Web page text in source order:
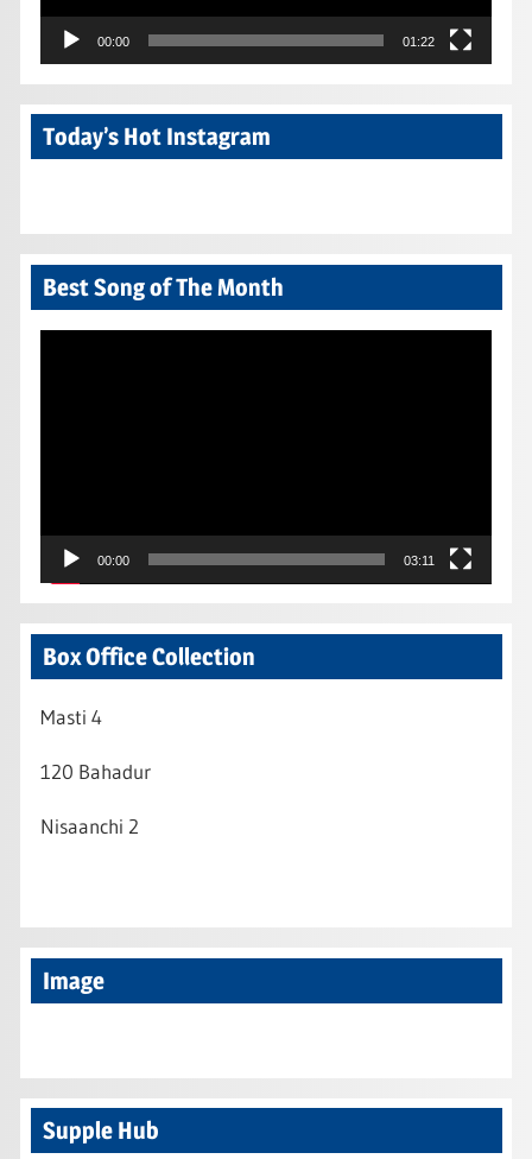
00:00 01:22
Today’s Hot Instagram
Best Song of The Month
00:00 03:11
Box Office Collection
Masti 4
120 Bahadur
Nisaanchi 2
Image
Supple Hub